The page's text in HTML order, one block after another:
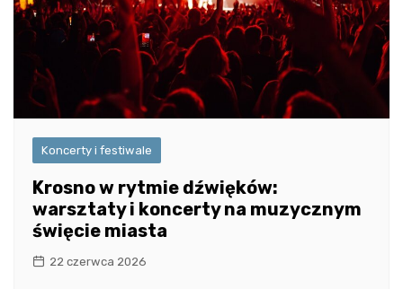
Koncerty i festiwale
Krosno w rytmie dźwięków:
warsztaty i koncerty na muzycznym
święcie miasta
22 czerwca 2026